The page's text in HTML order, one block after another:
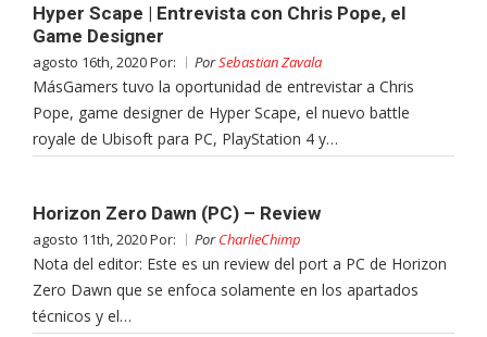
Hyper Scape | Entrevista con Chris Pope, el
Game Designer
agosto 16th, 2020 Por: PorSebastian Zavala
MásGamers tuvo la oportunidad de entrevistar a Chris
Pope, game designer de Hyper Scape, el nuevo battle
royale de Ubisoft para PC, PlayStation 4 y…
Horizon Zero Dawn (PC) – Review
agosto 11th, 2020 Por: PorCharlieChimp
Nota del editor: Este es un review del port a PC de Horizon
Zero Dawn que se enfoca solamente en los apartados
técnicos y el…